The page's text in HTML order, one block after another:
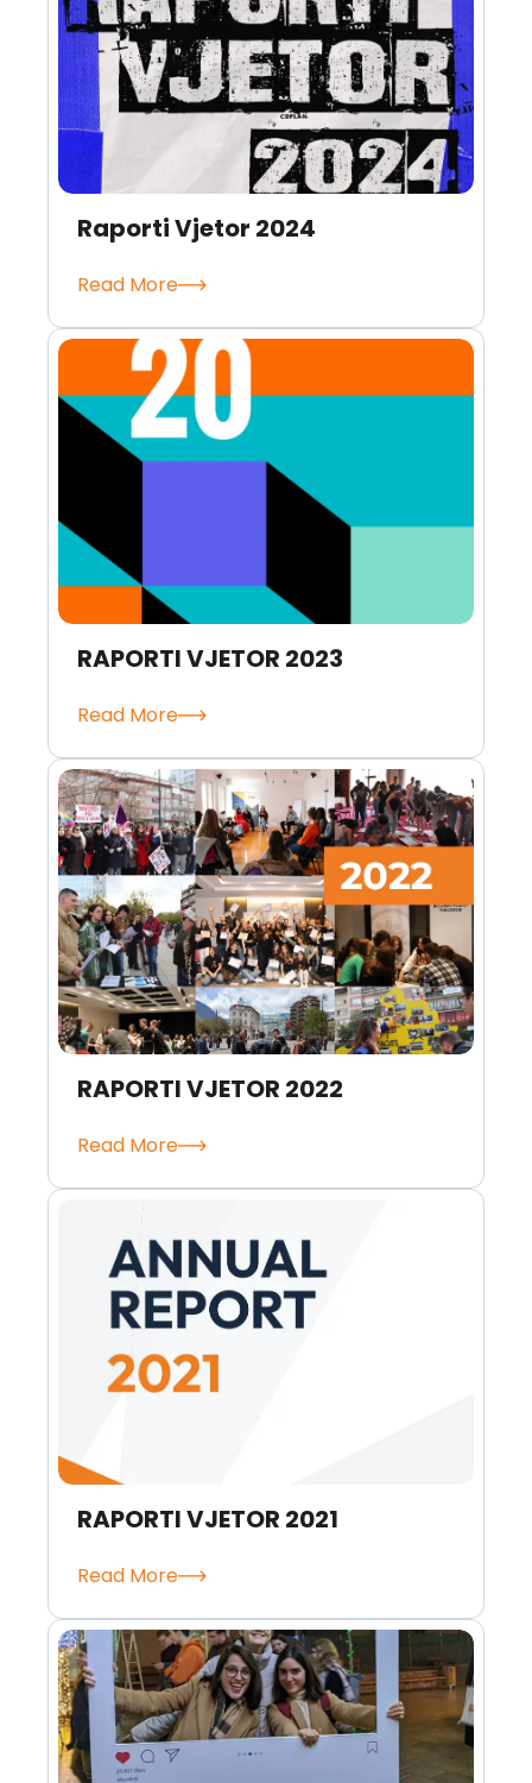
Raporti Vjetor 2024
Read More
RAPORTI VJETOR 2023
Read More
RAPORTI VJETOR 2022
Read More
RAPORTI VJETOR 2021
Read More